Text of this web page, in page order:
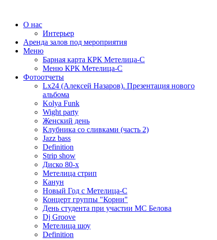
О нас
Интерьер
Аренда залов под мероприятия
Меню
Барная карта КРК Метелица-С
Меню КРК Метелица-С
Фотоотчеты
Lx24 (Алексей Назаров). Презентация нового
альбома
Kolya Funk
Wight party
Женский день
Клубника со сливками (часть 2)
Jazz bass
Definition
Strip show
Диско 80-х
Метелица стрип
Канун
Новый Год с Метелица-С
Концерт группы "Корни"
День студента при участии МС Белова
Dj Groove
Метелица шоу
Definition